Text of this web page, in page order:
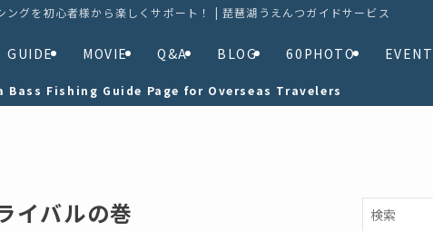
ングを初心者様から楽しくサポート！ | 琵琶湖うえんつガイドサービス
GUIDE MOVIE Q&A BLOG 60PHOTO EVENT
Bass Fishing Guide Page for Overseas Travelers
イバルの巻